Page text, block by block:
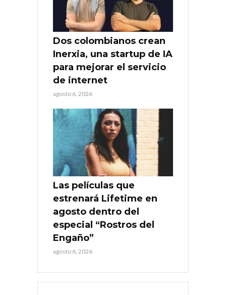
Dos colombianos crean
Inerxia, una startup de IA
para mejorar el servicio
de internet
agosto 6, 2026
Las películas que
estrenará Lifetime en
agosto dentro del
especial “Rostros del
Engaño”
agosto 6, 2026